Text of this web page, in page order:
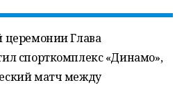
церемонии Глава
спорткомплекс «Динамо»,
матч между